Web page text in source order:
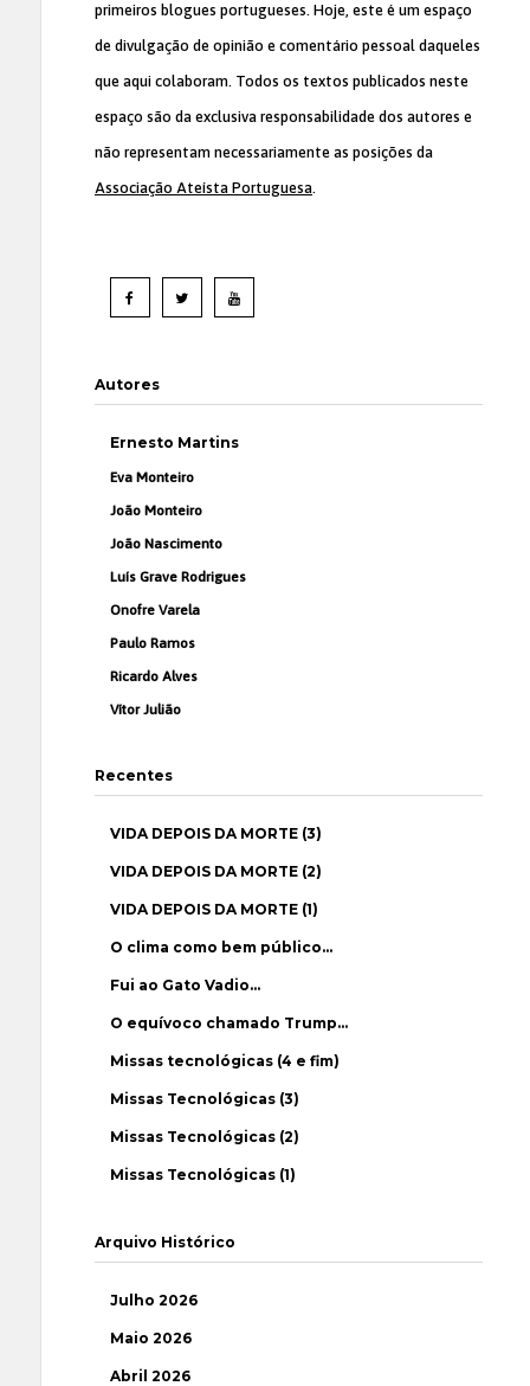
primeiros blogues portugueses. Hoje, este é um espaço
de divulgação de opinião e comentário pessoal daqueles
que aqui colaboram. Todos os textos publicados neste
espaço são da exclusiva responsabilidade dos autores e
não representam necessariamente as posições da
Associação Ateísta Portuguesa.
Autores
Ernesto Martins
Eva Monteiro
João Monteiro
João Nascimento
Luís Grave Rodrigues
Onofre Varela
Paulo Ramos
Ricardo Alves
Vítor Julião
Recentes
VIDA DEPOIS DA MORTE (3)
VIDA DEPOIS DA MORTE (2)
VIDA DEPOIS DA MORTE (1)
O clima como bem público…
Fui ao Gato Vadio…
O equívoco chamado Trump…
Missas tecnológicas (4 e fim)
Missas Tecnológicas (3)
Missas Tecnológicas (2)
Missas Tecnológicas (1)
Arquivo Histórico
Julho 2026
Maio 2026
Abril 2026